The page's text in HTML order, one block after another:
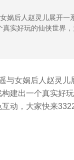
娲后人赵灵儿展开一
实好玩的仙侠世界
与女娲后人赵灵
建出一个真实好
动，大家快来